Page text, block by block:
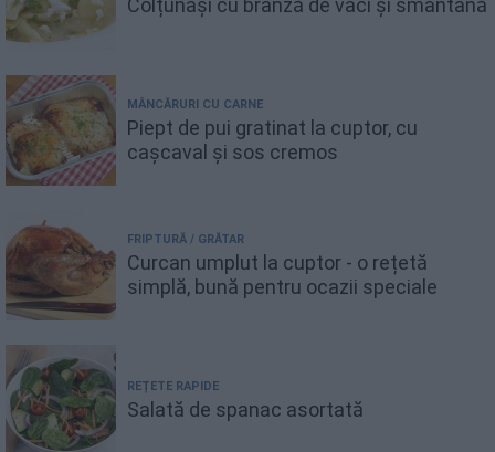
Colțunași cu brânză de vaci și smântână
MÂNCĂRURI CU CARNE
Piept de pui gratinat la cuptor, cu
cașcaval și sos cremos
FRIPTURĂ / GRĂTAR
Curcan umplut la cuptor - o rețetă
simplă, bună pentru ocazii speciale
REȚETE RAPIDE
Salată de spanac asortată